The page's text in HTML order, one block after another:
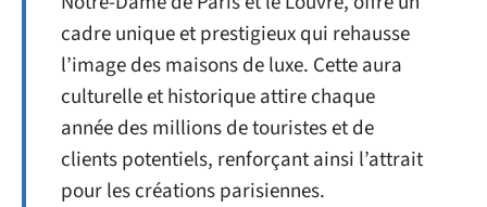
cadre unique et prestigieux qui rehausse
l’image des maisons de luxe. Cette aura
culturelle et historique attire chaque
année des millions de touristes et de
clients potentiels, renforçant ainsi l’attrait
pour les créations parisiennes.